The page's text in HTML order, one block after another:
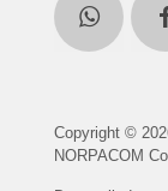
Copyright ©
NORPACOM